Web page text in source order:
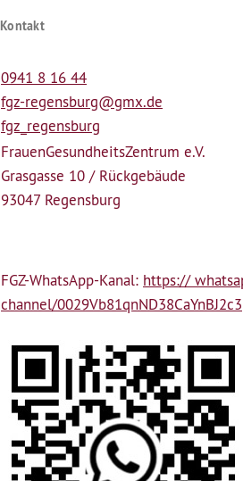
Kontakt
0941 8 16 44
fgz-regensburg@gmx.de
fgz_regensburg
Frauen­Gesundheits­Zentrum e.V.
Grasgasse 10 / Rückgebäude
93047 Regensburg
FGZ-WhatsApp-Kanal: https://
channel/0029Vb81qnND38CaYnBJ2c3